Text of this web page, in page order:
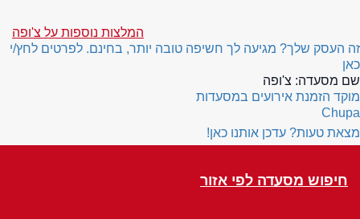
המלצות נוספות על צ'ופה
זה העסק שלך? מגיעה לך חשיפה טובה יותר, בחינם. לפרטים לחץ/י
כאן
שם מסעדה: צ'ופה
מוקד הזמנת אירועים במסעדות
Chupa
מצאת טעות? עדכן אותנו כאן!
חיפוש מסעדה לפי אזור